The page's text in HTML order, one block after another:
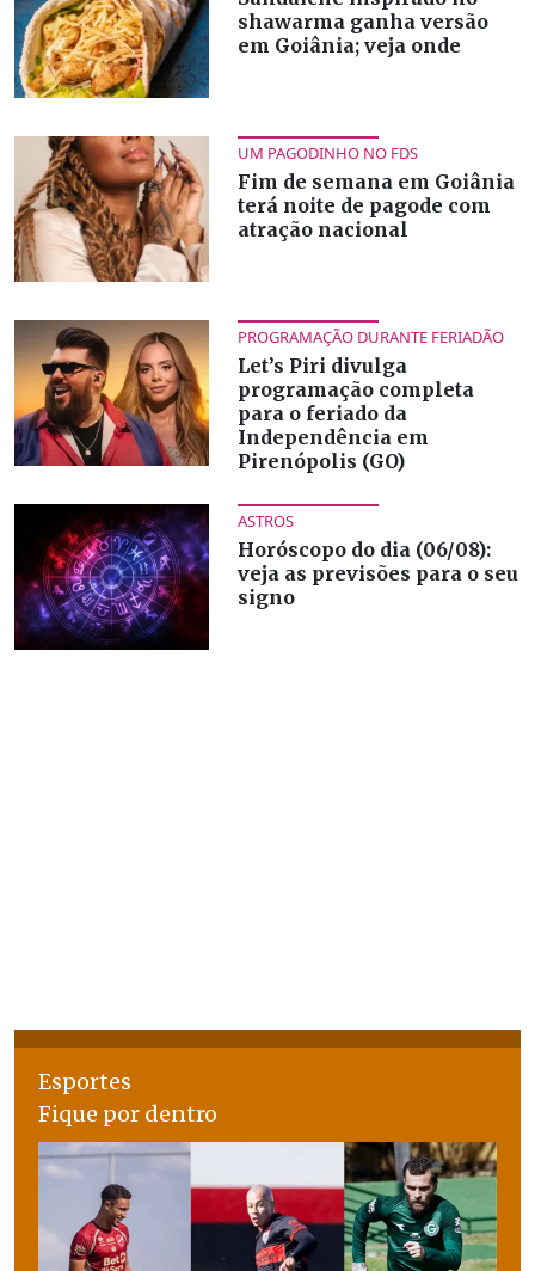
shawarma ganha versão
em Goiânia; veja onde
UM PAGODINHO NO FDS
Fim de semana em Goiânia
terá noite de pagode com
atração nacional
PROGRAMAÇÃO DURANTE FERIADÃO
Let’s Piri divulga
programação completa
para o feriado da
Independência em
Pirenópolis (GO)
ASTROS
Horóscopo do dia (06/08):
veja as previsões para o seu
signo
Esportes
Fique por dentro